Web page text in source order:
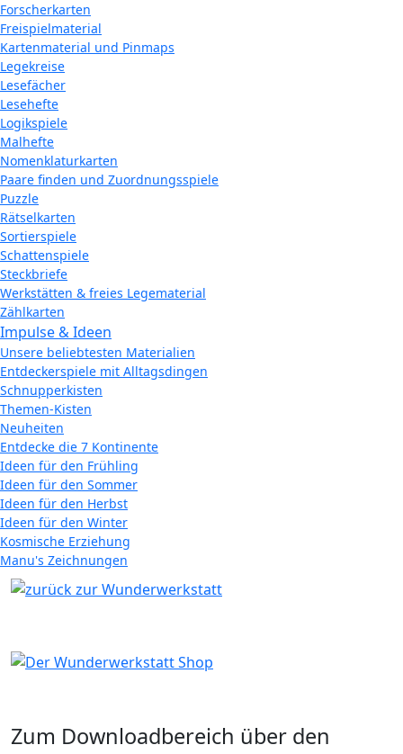
Forscherkarten
Freispielmaterial
Kartenmaterial und Pinmaps
Legekreise
Lesefächer
Lesehefte
Logikspiele
Malhefte
Nomenklaturkarten
Paare finden und Zuordnungsspiele
Puzzle
Rätselkarten
Sortierspiele
Schattenspiele
Steckbriefe
Werkstätten & freies Legematerial
Zählkarten
Impulse & Ideen
Unsere beliebtesten Materialien
Entdeckerspiele mit Alltagsdingen
Schnupperkisten
Themen-Kisten
Neuheiten
Entdecke die 7 Kontinente
Ideen für den Frühling
Ideen für den Sommer
Ideen für den Herbst
Ideen für den Winter
Kosmische Erziehung
Manu's Zeichnungen
Zum Downloadbereich über den